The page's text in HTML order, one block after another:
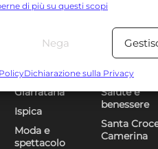
selezione dei contenuti.
provenienti da altre fonti di dati,
precisi,
di più su questi scopi
Nega
Dichiarazione sulla Privacy
Giarratana
Ispica
Moda e
spettacolo
Salute e
benessere
Santa
Camerina